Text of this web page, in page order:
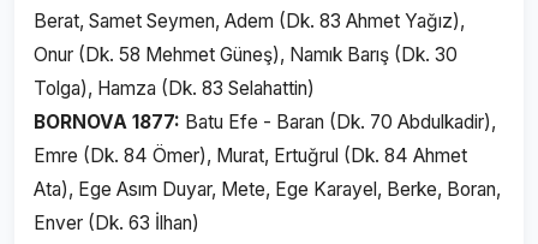
Berat, Samet Seymen, Adem (Dk. 83 Ahmet Yağız),
Onur (Dk. 58 Mehmet Güneş), Namık Barış (Dk. 30
Tolga), Hamza (Dk. 83 Selahattin)
BORNOVA 1877: Batu Efe - Baran (Dk. 70 Abdulkadir),
Emre (Dk. 84 Ömer), Murat, Ertuğrul (Dk. 84 Ahmet
Ata), Ege Asım Duyar, Mete, Ege Karayel, Berke, Boran,
Enver (Dk. 63 İlhan)